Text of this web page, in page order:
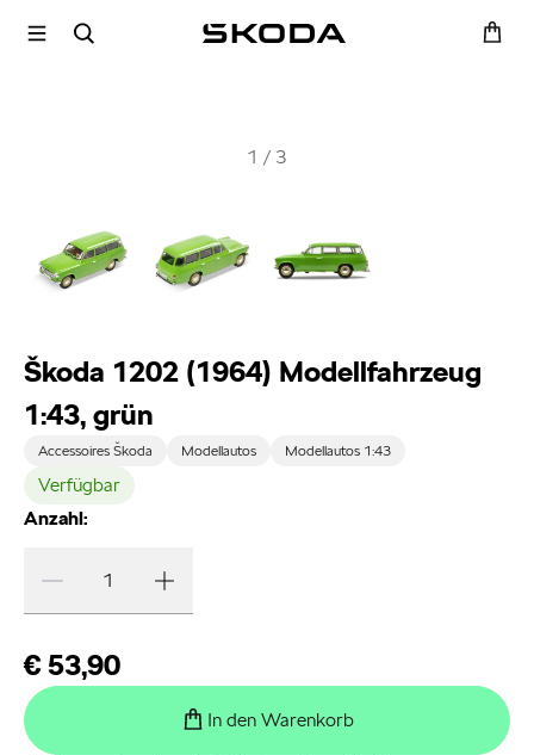
1 / 3
Škoda 1202 (1964) Modellfahrzeug
1:43, grün
Accessoires Škoda Modellautos Modellautos 1:43
Verfügbar
Anzahl:
€ 53,90
In den Warenkorb